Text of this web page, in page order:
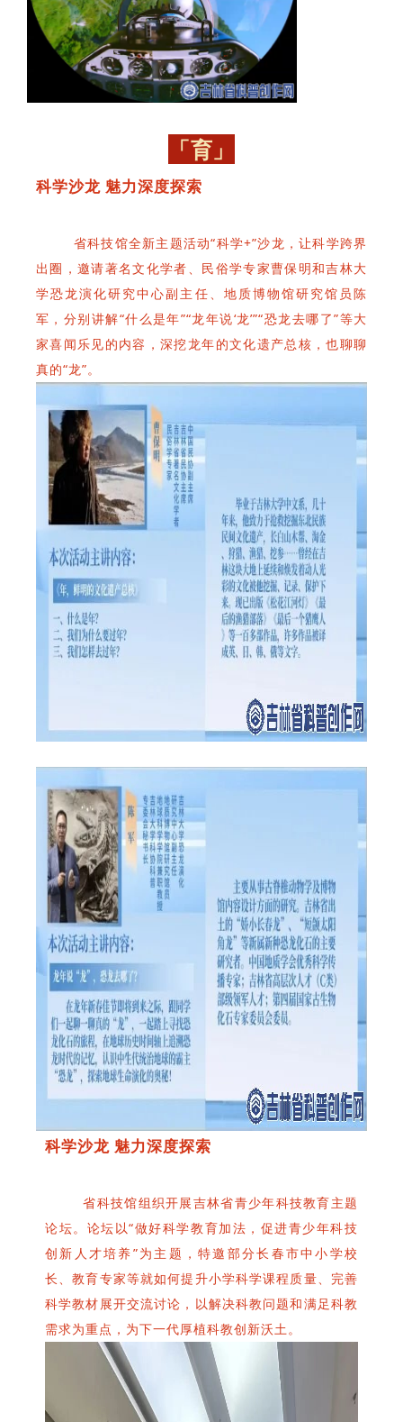
「育」
科学沙龙 魅力深度探索
省科技馆全新主题活动“科学+”沙龙，让科学跨界
出圈，邀请著名文化学者、民俗学专家曹保明和吉林大
学恐龙演化研究中心副主任、地质博物馆研究馆员陈
军，分别讲解“什么是年”“龙年说‘龙’”“恐龙去哪了”等大
家喜闻乐见的内容，深挖龙年的文化遗产总核，也聊聊
真的“龙”。
科学沙龙 魅力深度探索
省科技馆组织开展吉林省青少年科技教育主题
论坛。论坛以“做好科学教育加法，促进青少年科技
创新人才培养”为主题，特邀部分长春市中小学校
长、教育专家等就如何提升小学科学课程质量、完善
科学教材展开交流讨论，以解决科教问题和满足科教
需求为重点，为下一代厚植科教创新沃土。